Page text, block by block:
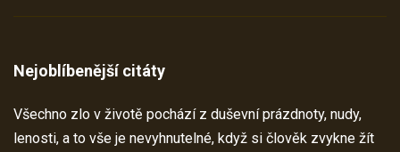
Nejoblíbenější citáty
Všechno zlo v životě pochází z duševní prázdnoty, nudy,
lenosti, a to vše je nevyhnutelné, když si člověk zvykne žít